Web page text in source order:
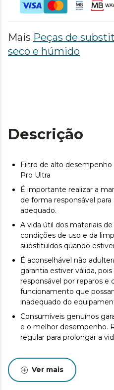
Mais Peças de
seco e húmido
Descrição
Filtro de alto
Pro Ultra
É importante realizar a
de forma responsável
adequado.
A vida útil dos materiais
condições de uso e da
substituídos quando
É aconselhável não
garantia estiver válida,
responsável por reparos e
funcionamento que
inadequado do
Consumíveis genuínos
e o melhor desempenho.
regular para prolongar a
Ver mais